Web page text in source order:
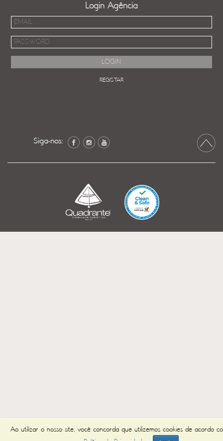
Login Agência
REGISTAR
Siga-nos:
Ao utilizar o nosso site, você concorda que utilizemos cookies de acordo